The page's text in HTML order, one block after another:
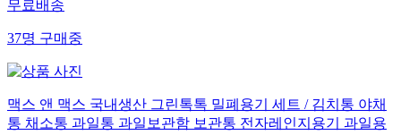
무료배송
37명구매중
맥스 앤 맥스 국내생산 그린톡톡 밀폐용기 세트 / 김치통 야채
통 채소통 과일통 과일보관함 보관통 전자레인지용기 과일용